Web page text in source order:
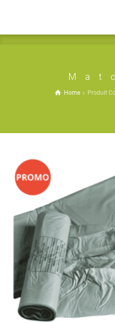
Home Produit